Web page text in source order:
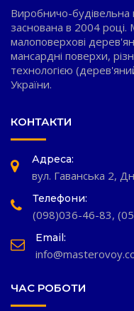
Виробничо-будівельна
заснована в 2004
малоповерхові
мансардні поверхи,
технологією
України.
КОНТАКТИ
Адреса:
вул. Гаванська 2,
Телефони:
(098)036-46-83,
Email:
ЧАС РОБОТИ